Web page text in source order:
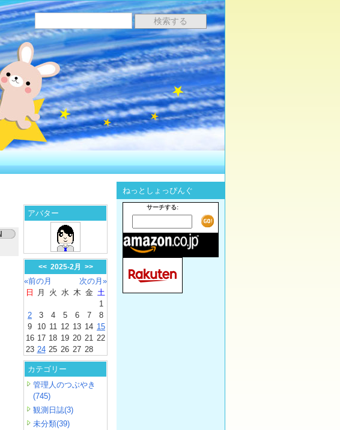
アバター
<< 2025-2月 >>
«前の月
次の月»
日
月 火 水 木 金 土
1
2
3 4 5 6 7
8
9
10 11 12 13 14 15
16 17 18 19 20 21 22
23 24 25 26 27 28
カテゴリー
管理人のつぶやき
(745)
観測日誌(3)
未分類(39)
ねっとしょっぴんぐ
サーチする: